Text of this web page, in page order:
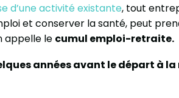
d’une activité existante, tout
et conserver la santé, peut
appelle le cumul emploi-retraite.
années avant le départ à